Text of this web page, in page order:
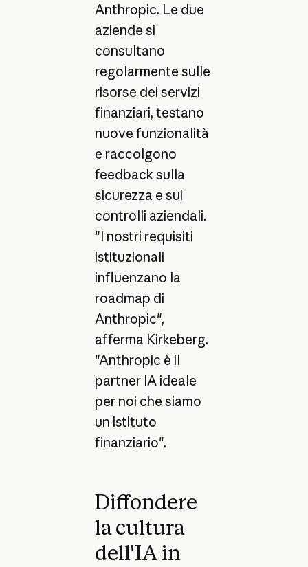
Anthropic. Le due
aziende si
consultano
regolarmente sulle
risorse dei servizi
finanziari, testano
nuove funzionalità
e raccolgono
feedback sulla
sicurezza e sui
controlli aziendali.
"I nostri requisiti
istituzionali
influenzano la
roadmap di
Anthropic",
afferma Kirkeberg.
"Anthropic è il
partner IA ideale
per noi che siamo
un istituto
finanziario".
Diffondere
la cultura
dell'IA in